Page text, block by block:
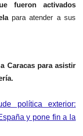
fueron activados
para atender a sus
Caracas para asistir
política exterior:
y pone fin a la